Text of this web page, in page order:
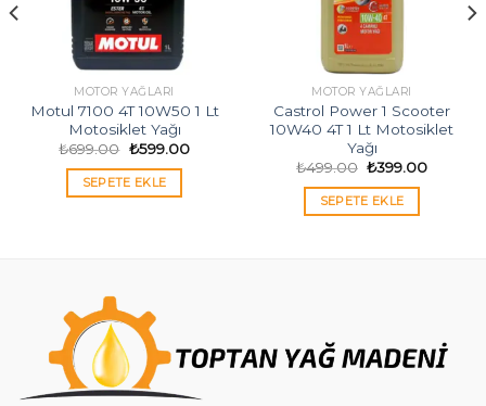
MOTOR YAĞLARI
Motul 7100 4T 10W50 1 Lt
Motosiklet Yağı
₺699.00 Orijinal
₺699.00.
₺599.00Şu
SEPETE EKLE
MOTOR YAĞLARI
Castrol Power 1 Scooter
10W40 4T 1 Lt Motosiklet
Yağı
₺499.00 Orijinal
₺499.00.
₺399.00Şu
SEPETE EKLE